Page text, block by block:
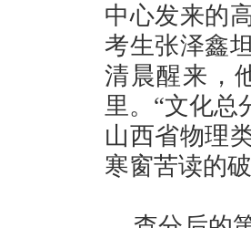
中心发来的
考生张泽鑫
清晨醒来，
里。“文化总
山西省物理
寒窗苦读的破